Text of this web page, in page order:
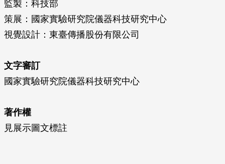
監製：科技部
策展：國家實驗研究院儀器科技研究中心
視覺設計：東臺傳播股份有限公司
文字審訂
國家實驗研究院儀器科技研究中心
著作權
見展示圖文標註